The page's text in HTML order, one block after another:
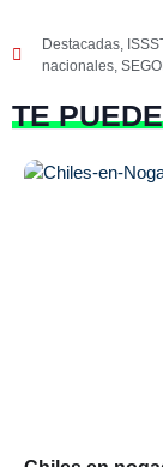
Destacadas,
nacionales,
TE PUEDE